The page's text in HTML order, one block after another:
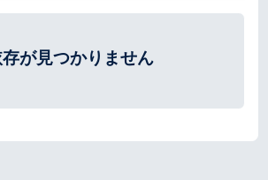
が見つかりません